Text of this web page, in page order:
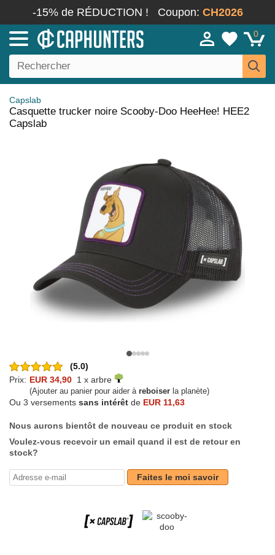
-15% de RÉDUCTION ! Coupon: CH2026
0
Capslab
Casquette trucker noire Scooby-Doo HeeHee! HEE2
Capslab
(5.0)
Prix: EUR 34,90 1 x arbre
(Ajouter au panier pour aider à reboiser la planète)
Ou 3 versements sans intérêt de EUR 11,63
Nous aurons bientôt de nouveau ce produit en stock
Voulez-vous recevoir un email quand il est de retour en
stock?
Faites le moi savoir